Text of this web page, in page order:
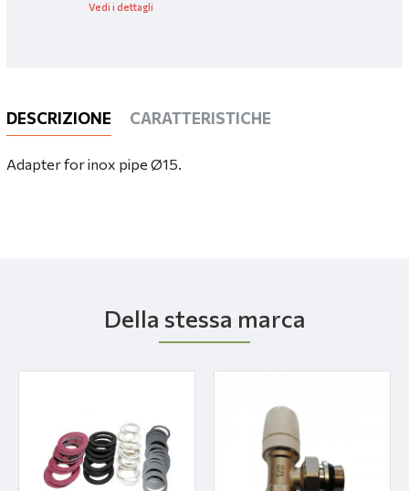
Vedi i dettagli
DESCRIZIONE CARATTERISTICHE
Adapter for inox pipe Ø15.
Della stessa marca